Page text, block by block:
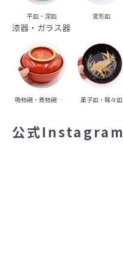
平皿・深皿 変形皿
漆器・ガラス器
吸物碗・煮物碗・丼碗 菓子皿・銘々皿
公式Instagram